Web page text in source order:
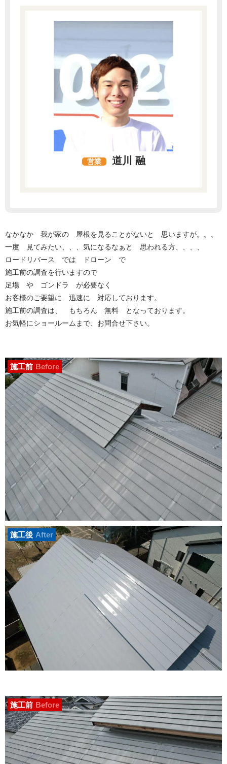
営業 道川 融
なかなか 我が家の 屋根を見ることがないと 思いますが。。。
一度 見てみたい、、、気になるなぁと 思われる方、、、、
ロードリバース では ドローン で
施工前の調査を行いますので
足場 や ゴンドラ が必要なく
お客様のご要望に 迅速に 対応しております。
施工前の調査は、 もちろん 無料 となっております。
お気軽にショールームまで、お問合せ下さい。
施工前 Before
施工後 After
施工前 Before